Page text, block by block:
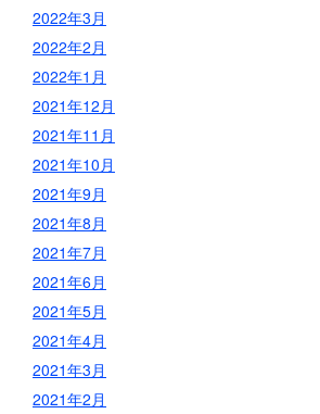
2022年3月
2022年2月
2022年1月
2021年12月
2021年11月
2021年10月
2021年9月
2021年8月
2021年7月
2021年6月
2021年5月
2021年4月
2021年3月
2021年2月